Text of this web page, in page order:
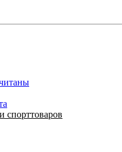
спорттоваров